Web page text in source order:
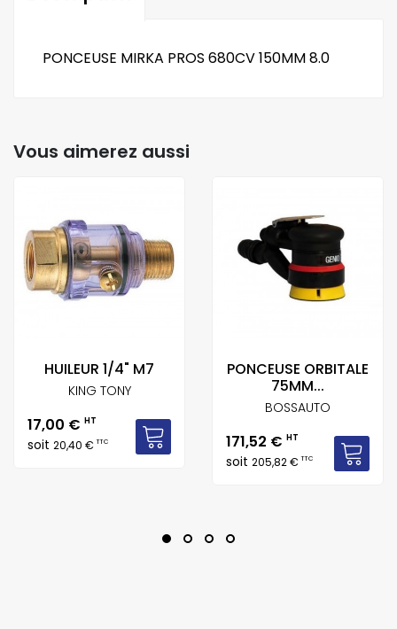
PONCEUSE MIRKA PROS 680CV 150MM 8.0
Vous aimerez aussi
HUILEUR 1/4" M7
KING TONY
Prix
17,00 € HT
soit 20,40 €TTC
PONCEUSE ORBITALE
75MM...
BOSSAUTO
Prix
171,52 € HT
soit 205,82 €TTC